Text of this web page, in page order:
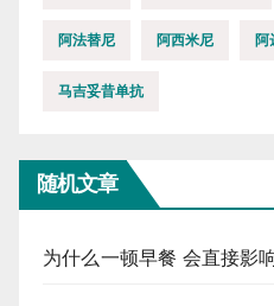
阿法替尼 阿西米尼 阿
马吉妥昔单抗
随机文章
为什么一顿早餐 会直接影